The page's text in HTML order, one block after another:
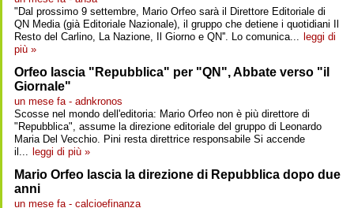
"Dal prossimo 9 settembre, Mario Orfeo sarà il Direttore Editoriale di
QN Media (già Editoriale Nazionale), il gruppo che detiene i quotidiani Il
Resto del Carlino, La Nazione, Il Giorno e QN''. Lo comunica... leggi di
più »
Orfeo lascia "Repubblica" per "QN", Abbate verso "il
Giornale"
un mese fa - adnkronos
Scosse nel mondo dell'editoria: Mario Orfeo non è più direttore di
"Repubblica", assume la direzione editoriale del gruppo di Leonardo
Maria Del Vecchio. Pini resta direttrice responsabile Si accende
il... leggi di più »
Mario Orfeo lascia la direzione di Repubblica dopo due
anni
un mese fa - calcioefinanza